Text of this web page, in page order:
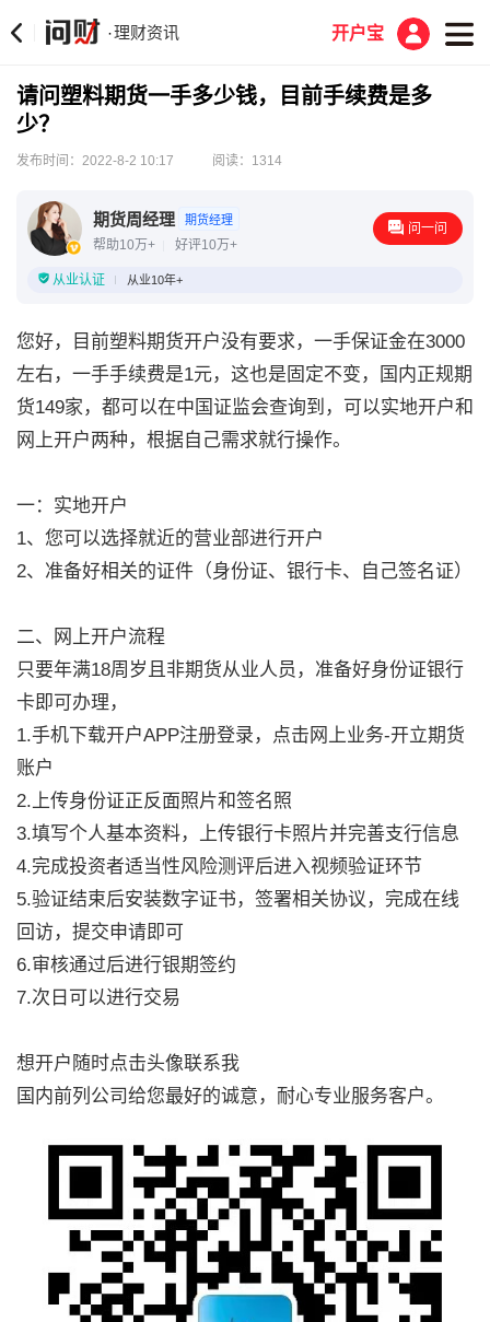
·理财资讯 开户宝
请问塑料期货一手多少钱，目前手续费是多
少？
发布时间：2022-8-2 10:17 阅读：1314
期货周经理 期货经理
帮助10万+ 好评10万+
问一问
从业认证 从业10年+
您好，目前塑料期货开户没有要求，一手保证金在3000
左右，一手手续费是1元，这也是固定不变，国内正规期
货149家，都可以在中国证监会查询到，可以实地开户和
网上开户两种，根据自己需求就行操作。
一：实地开户
1、您可以选择就近的营业部进行开户
2、准备好相关的证件（身份证、银行卡、自己签名证）
二、网上开户流程
只要年满18周岁且非期货从业人员，准备好身份证银行
卡即可办理，
1.手机下载开户APP注册登录，点击网上业务-开立期货
账户
2.上传身份证正反面照片和签名照
3.填写个人基本资料，上传银行卡照片并完善支行信息
4.完成投资者适当性风险测评后进入视频验证环节
5.验证结束后安装数字证书，签署相关协议，完成在线
回访，提交申请即可
6.审核通过后进行银期签约
7.次日可以进行交易
想开户随时点击头像联系我
国内前列公司给您最好的诚意，耐心专业服务客户。